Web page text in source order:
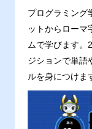
プログラミング
ットからローマ
ムで学びます。
ジションで単語
ルを身につけま